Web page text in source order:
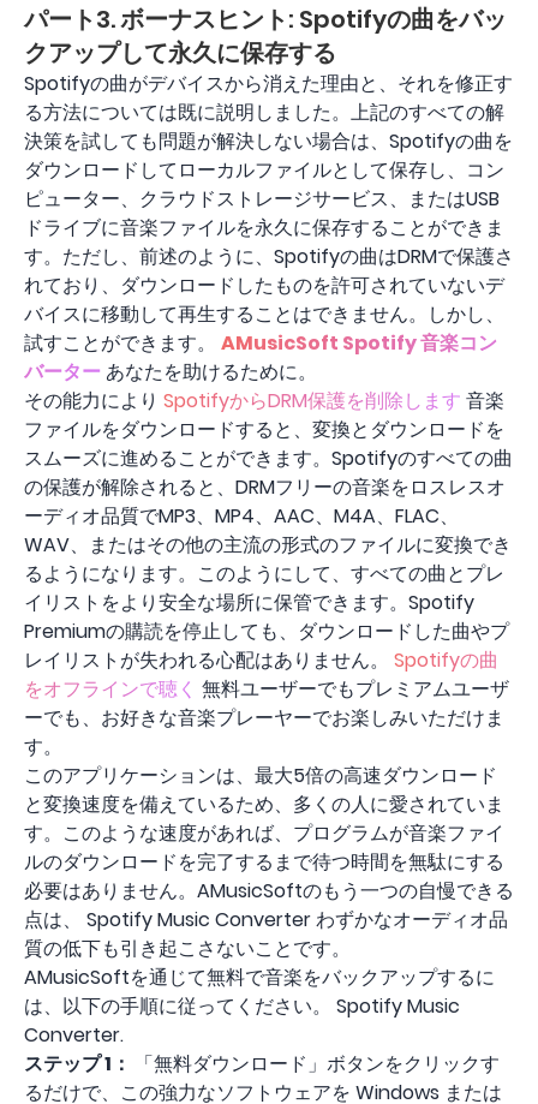
パート3. ボーナスヒント: Spotifyの曲をバッ
クアップして永久に保存する
Spotifyの曲がデバイスから消えた理由と、それを修正す
る方法については既に説明しました。上記のすべての解
決策を試しても問題が解決しない場合は、Spotifyの曲を
ダウンロードしてローカルファイルとして保存し、コン
ピューター、クラウドストレージサービス、またはUSB
ドライブに音楽ファイルを永久に保存することができま
す。ただし、前述のように、Spotifyの曲はDRMで保護さ
れており、ダウンロードしたものを許可されていないデ
バイスに移動して再生することはできません。しかし、
試すことができます。 AMusicSoft Spotify 音楽コン
バーター あなたを助けるために。
その能力により SpotifyからDRM保護を削除します 音楽
ファイルをダウンロードすると、変換とダウンロードを
スムーズに進めることができます。Spotifyのすべての曲
の保護が解除されると、DRMフリーの音楽をロスレスオ
ーディオ品質でMP3、MP4、AAC、M4A、FLAC、
WAV、またはその他の主流の形式のファイルに変換でき
るようになります。このようにして、すべての曲とプレ
イリストをより安全な場所に保管できます。Spotify
Premiumの購読を停止しても、ダウンロードした曲やプ
レイリストが失われる心配はありません。 Spotifyの曲
をオフラインで聴く 無料ユーザーでもプレミアムユーザ
ーでも、お好きな音楽プレーヤーでお楽しみいただけま
す。
このアプリケーションは、最大5倍の高速ダウンロード
と変換速度を備えているため、多くの人に愛されていま
す。このような速度があれば、プログラムが音楽ファイ
ルのダウンロードを完了するまで待つ時間を無駄にする
必要はありません。AMusicSoftのもう一つの自慢できる
点は、 Spotify Music Converter わずかなオーディオ品
質の低下も引き起こさないことです。
AMusicSoftを通じて無料で音楽をバックアップするに
は、以下の手順に従ってください。 Spotify Music
Converter.
ステップ 1：
「無料ダウンロード」ボタンをクリックす
るだけで、この強力なソフトウェアを Windows または